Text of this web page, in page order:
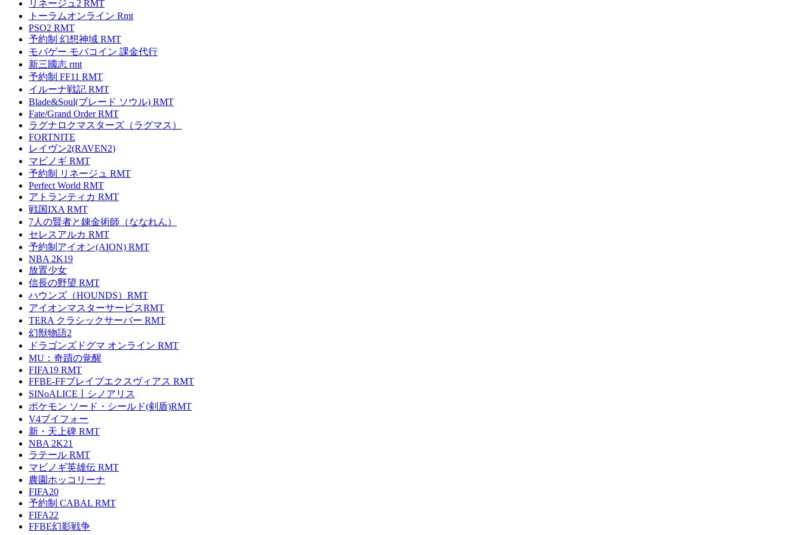
リネージュ2 RMT
トーラムオンライン Rmt
PSO2 RMT
予約制 幻想神域 RMT
モバゲー モバコイン 課金代行
新三國志 rmt
予約制 FF11 RMT
イルーナ戦記 RMT
Blade&Soul(ブレード ソウル) RMT
Fate/Grand Order RMT
ラグナロクマスターズ（ラグマス）
FORTNITE
レイヴン2(RAVEN2)
マビノギ RMT
予約制 リネージュ RMT
Perfect World RMT
アトランティカ RMT
戦国IXA RMT
7人の賢者と錬金術師（ななれん）
セレスアルカ RMT
予約制アイオン(AION) RMT
NBA 2K19
放置少女
信長の野望 RMT
ハウンズ（HOUNDS）RMT
アイオンマスターサービスRMT
TERA クラシックサーバー RMT
幻獣物語2
ドラゴンズドグマ オンライン RMT
MU：奇蹟の覚醒
FIFA19 RMT
FFBE-FFブレイブエクスヴィアス RMT
SINoALICE丨シノアリス
ポケモン ソード・シールド(剣盾)RMT
V4ブイフォー
新・天上碑 RMT
NBA 2K21
ラテール RMT
マビノギ英雄伝 RMT
農園ホッコリーナ
FIFA20
予約制 CABAL RMT
FIFA22
FFBE幻影戦争